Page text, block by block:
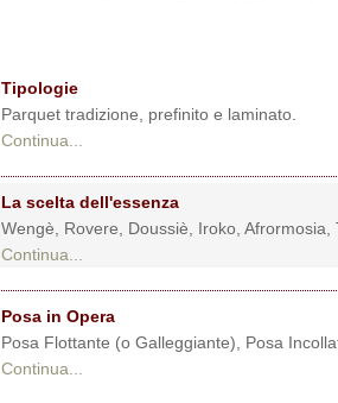
Tipologie
Parquet tradizione, prefinito e laminato.
Continua...
La scelta dell'essenza
Wengè, Rovere, Doussiè, Iroko, Afrormosia,
Continua...
Posa in Opera
Posa Flottante (o Galleggiante), Posa
Continua...